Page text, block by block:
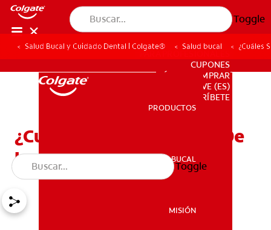
Toggle
PRODUCTOS
SALUD BUCAL
PARA PROFESIONALES
CUPONES
DÓNDE COMPRAR
VE (ES)
SUSCRÍBETE
PRODUCTOS
SALUD BUCAL
MISIÓN
Toggle
Salud Bucal y Cuidado Dental | Colgate® Salud bucal ¿Cuáles
¿Cuáles Son Los Dientes De
Leche?